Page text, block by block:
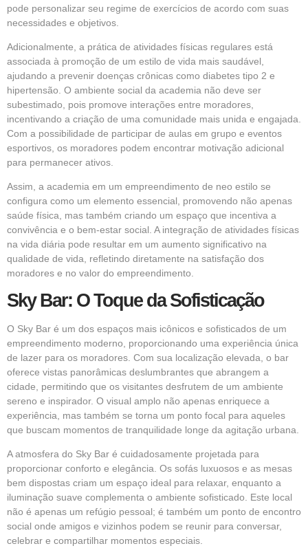
pode personalizar seu regime de exercícios de acordo com suas
necessidades e objetivos.
Adicionalmente, a prática de atividades físicas regulares está
associada à promoção de um estilo de vida mais saudável,
ajudando a prevenir doenças crônicas como diabetes tipo 2 e
hipertensão. O ambiente social da academia não deve ser
subestimado, pois promove interações entre moradores,
incentivando a criação de uma comunidade mais unida e engajada.
Com a possibilidade de participar de aulas em grupo e eventos
esportivos, os moradores podem encontrar motivação adicional
para permanecer ativos.
Assim, a academia em um empreendimento de neo estilo se
configura como um elemento essencial, promovendo não apenas
saúde física, mas também criando um espaço que incentiva a
convivência e o bem-estar social. A integração de atividades físicas
na vida diária pode resultar em um aumento significativo na
qualidade de vida, refletindo diretamente na satisfação dos
moradores e no valor do empreendimento.
Sky Bar: O Toque da Sofisticação
O Sky Bar é um dos espaços mais icônicos e sofisticados de um
empreendimento moderno, proporcionando uma experiência única
de lazer para os moradores. Com sua localização elevada, o bar
oferece vistas panorâmicas deslumbrantes que abrangem a
cidade, permitindo que os visitantes desfrutem de um ambiente
sereno e inspirador. O visual amplo não apenas enriquece a
experiência, mas também se torna um ponto focal para aqueles
que buscam momentos de tranquilidade longe da agitação urbana.
A atmosfera do Sky Bar é cuidadosamente projetada para
proporcionar conforto e elegância. Os sofás luxuosos e as mesas
bem dispostas criam um espaço ideal para relaxar, enquanto a
iluminação suave complementa o ambiente sofisticado. Este local
não é apenas um refúgio pessoal; é também um ponto de encontro
social onde amigos e vizinhos podem se reunir para conversar,
celebrar e compartilhar momentos especiais.